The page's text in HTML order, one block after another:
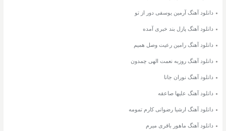
دانلود آهنگ آرمین یوسفی دور از تو
دانلود آهنگ پازل بند خبری آمده
دانلود آهنگ رامین رعیت وصل همیم
دانلود آهنگ روزبه نعمت الهی چمدون
دانلود آهنگ نوران جانا
دانلود آهنگ علیها صاعقه
دانلود آهنگ ارشیا رضوانی کارم تمومه
دانلود آهنگ ماهور باقری میرم